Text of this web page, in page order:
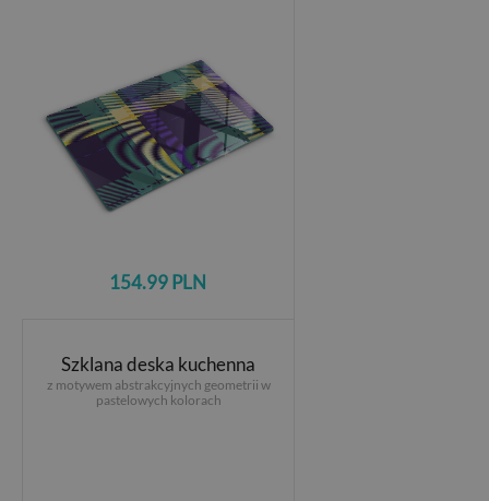
154.99 PLN
Szklana deska kuchenna
z motywem abstrakcyjnych geometrii w
pastelowych kolorach